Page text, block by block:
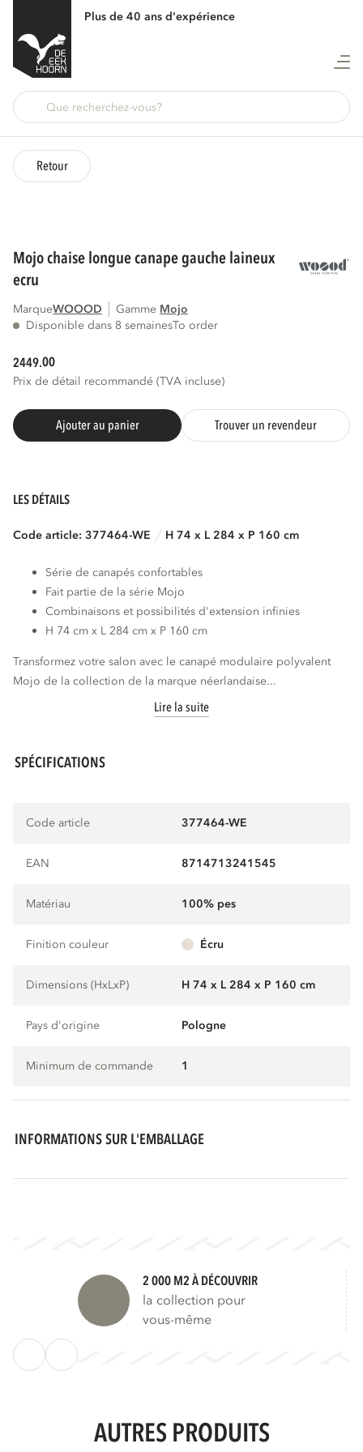
Plus de 40 ans d'expérience
Retour
mojo chaise longue canape gauche laineux
ecru
MarqueWOOOD Gamme
mojo
Disponible dans 8 semainesTo order
2449.00
Prix de détail recommandé (TVA incluse)
Ajouter au panier Trouver un revendeur
LES DÉTAILS
Code article: 377464-WE H 74 x L 284 x P 160 cm
Série de canapés confortables
Fait partie de la série Mojo
Combinaisons et possibilités d'extension infinies
H 74 cm x L 284 cm x P 160 cm
Transformez votre salon avec le canapé modulaire polyvalent
Mojo de la collection de la marque néerlandaise...
Lire la suite
SPÉCIFICATIONS
Code article 377464-WE
EAN 8714713241545
Matériau 100% pes
Finition couleur écru
Dimensions (HxLxP) H 74 x L 284 x P 160 cm
Pays d'origine Pologne
Minimum de commande 1
INFORMATIONS SUR L'EMBALLAGE
2 000 M2 À DÉCOUVRIR
la collection pour
vous-même
AUTRES PRODUITS